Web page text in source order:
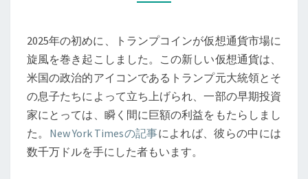
急
成
長
と
初
心
者
2025年の初めに、トランプコインが仮想通貨市場に
旋風を巻き起こしました。この新しい仮想通貨は、
米国の政治的アイコンであるトランプ元大統領とそ
の息子たちによって立ち上げられ、一部の早期投資
家にとっては、瞬く間に巨額の利益をもたらしまし
た。 New York Timesの記事によれば、彼らの中には
数千万ドルを手にした者もいます。